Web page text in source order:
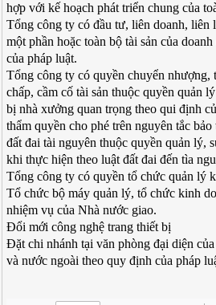
hợp với kế hoạch phát triển chung của
Tổng công ty có đầu tư, liên doanh, liên
một phần hoặc toàn bộ tài sản của
của pháp luật.
Tổng công ty có quyền chuyển nhượng,
chấp, cầm cố tài sản thuộc quyền quản
bị nhà xưởng quan trọng theo qui định
thẩm quyền cho phé trên nguyên tắc
đất đai tài nguyên thuộc quyền quản lý,
khi thực hiện theo luật đất đai đến tìa
Tổng công ty có quyền tổ chức quản lý
Tổ chức bộ máy quản lý, tổ chức kinh
nhiệm vụ của Nhà nước giao.
Đổi mới công nghệ trang thiết bị
Đặt chi nhánh tại văn phòng đại diện
và nước ngoài theo quy định của pháp